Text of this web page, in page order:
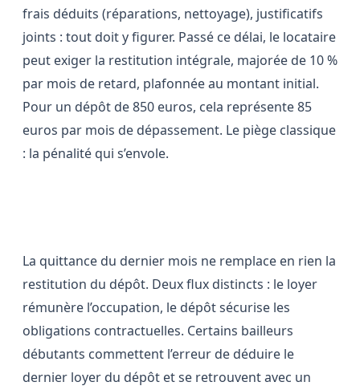
frais déduits (réparations, nettoyage), justificatifs
joints : tout doit y figurer. Passé ce délai, le locataire
peut exiger la restitution intégrale, majorée de 10 %
par mois de retard, plafonnée au montant initial.
Pour un dépôt de 850 euros, cela représente 85
euros par mois de dépassement. Le piège classique
: la pénalité qui s’envole.
La quittance du dernier mois ne remplace en rien la
restitution du dépôt. Deux flux distincts : le loyer
rémunère l’occupation, le dépôt sécurise les
obligations contractuelles. Certains bailleurs
débutants commettent l’erreur de déduire le
dernier loyer du dépôt et se retrouvent avec un